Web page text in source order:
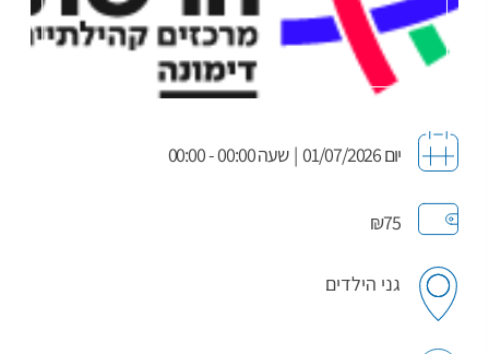
יום 01/07/2026 | שעה 00:00 - 00:00
₪75
גני הילדים